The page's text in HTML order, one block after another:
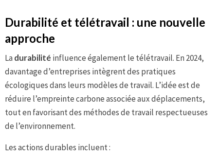
Durabilité et télétravail : une nouvelle
approche
Ladurabilité influence également le télétravail. En 2024,
davantage d’entreprises intègrent des pratiques
écologiques dans leurs modèles de travail. L’idée est de
réduire l’empreinte carbone associée aux déplacements,
tout en favorisant des méthodes de travail respectueuses
de l’environnement.
Les actions durables incluent :